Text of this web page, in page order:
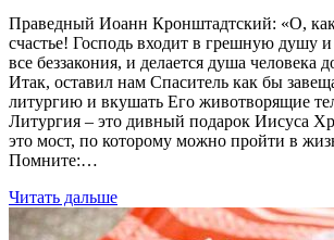
Праведный Иоанн Кронштадтский: «О,
счастье! Господь входит в грешную душу и
все беззакония, и делается душа
Итак, оставил нам Спаситель как бы
литургию и вкушать Его животворящие
Литургия – это дивный подарок Иисуса
это мост, по которому можно пройти в
Помните:…
Читать дальше